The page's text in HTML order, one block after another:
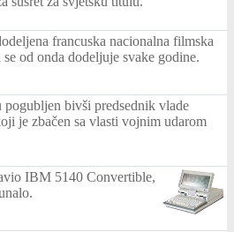
francuska nacionalna filmska
se od onda dodeljuje svake godine.
pogubljen bivši predsednik vlade
je zbačen sa vlasti vojnim udarom
IBM 5140 Convertible,